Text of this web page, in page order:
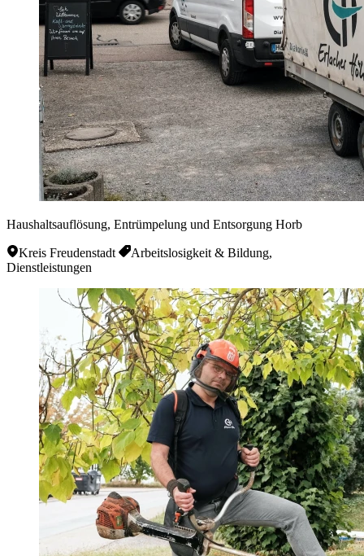
Haushaltsauflösung, Entrümpelung und Entsorgung Horb
Kreis Freudenstadt
Arbeitslosigkeit & Bildung,
Dienstleistungen